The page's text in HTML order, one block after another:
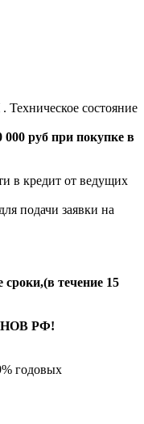
. Техническое состояние
000 руб при покупке в
в кредит от ведущих
подачи заявки на
течение 15
РФ!
годовых